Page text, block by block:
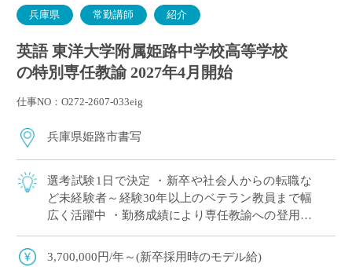
兵庫県 常勤講師 紹介
英語 東洋大学附属姫路中学校高等学校
の特別専任教諭 2027年4月開始
仕事NO：O272-2607-033eig
兵庫県姫路市書写
選考試験1日で決定 ・新卒や社会人からの転職な
ど未経験者～経験30年以上のベテラン教員まで幅
広く活躍中 ・勤務成績により専任教諭への登用あ
り ・e-learningなどICTの導入にも積極的、国際交
流にも注力 ※高校免許 […]
3,700,000円/年～(新卒採用時のモデル給)